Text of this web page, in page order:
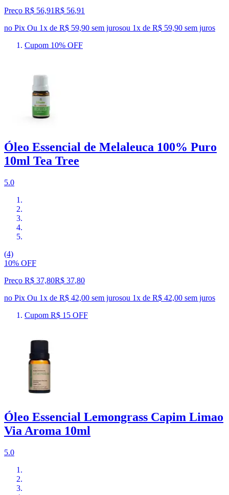
Preço R$ 56,91R$ 56,91
no Pix Ou 1x de R$ 59,90 sem jurosou 1x de R$ 59,90 sem juros
Cupom 10% OFF
Óleo Essencial de Melaleuca 100% Puro
10ml Tea Tree
5.0
(4)
10% OFF
Preço R$ 37,80R$ 37,80
no Pix Ou 1x de R$ 42,00 sem jurosou 1x de R$ 42,00 sem juros
Cupom R$ 15 OFF
Óleo Essencial Lemongrass Capim Limao
Via Aroma 10ml
5.0